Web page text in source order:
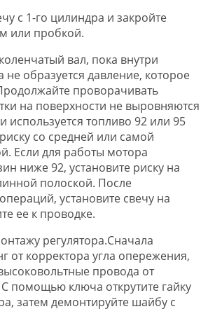
с 1-го цилиндра и закройте
или пробкой.
вал, пока внутри
образуется давление, которое
проворачивать
на поверхности не выровняются
используется топливо 92 или 95
со средней или самой
Если для работы мотора
ниже 92, установите риску на
полоской. После
установите свечу на
ее к проводке.
регулятора.Сначала
от корректора угла опережения,
провода от
помощью ключа открутите гайку
затем демонтируйте шайбу с